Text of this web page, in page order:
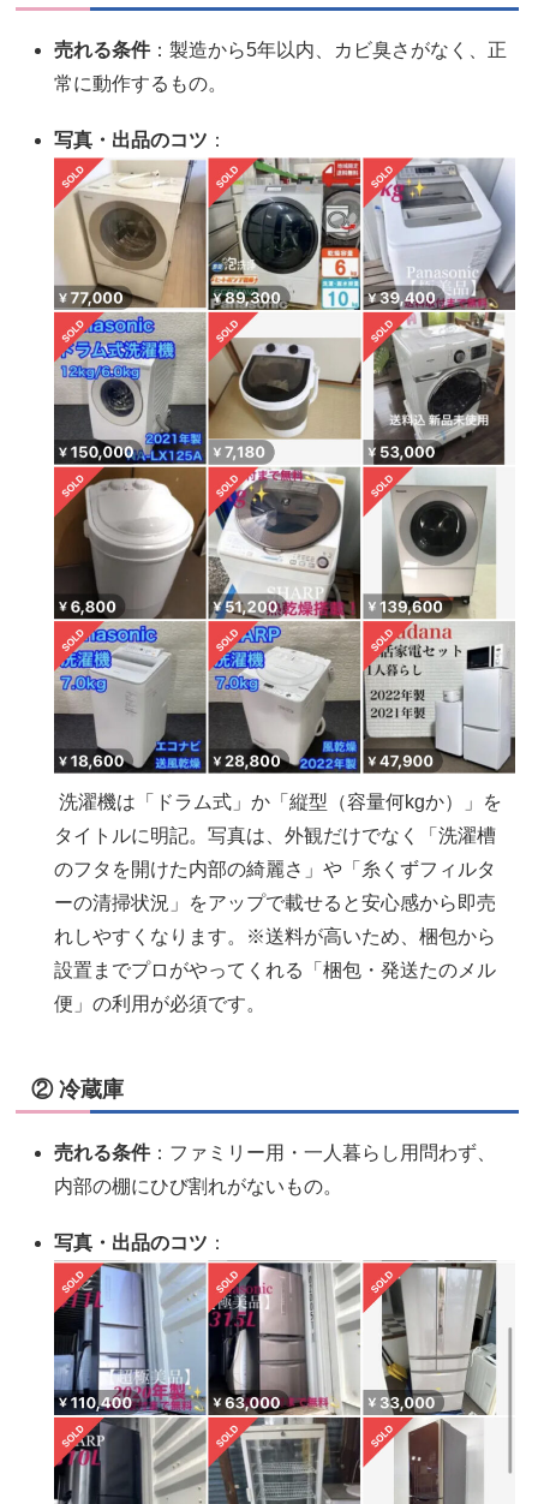
売れる条件：製造から5年以内、カビ臭さがなく、正
常に動作するもの。
写真・出品のコツ ：
洗濯機は「ドラム式」か「縦型（容量何kgか）」を
タイトルに明記。写真は、外観だけでなく「洗濯槽
のフタを開けた内部の綺麗さ」や「糸くずフィルタ
ーの清掃状況」をアップで載せると安心感から即売
れしやすくなります。※送料が高いため、梱包から
設置までプロがやってくれる「梱包・発送たのメル
便」の利用が必須です。
② 冷蔵庫
売れる条件：ファミリー用・一人暮らし用問わず、
内部の棚にひび割れがないもの。
写真・出品のコツ ：